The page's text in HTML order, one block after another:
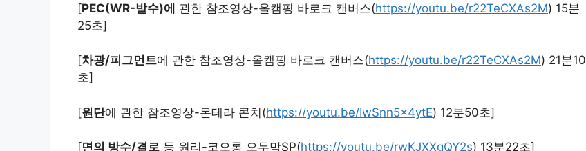
[PEC(WR-발수)에 관한 참조영상-올캠핑 바로크 캔버스(https://youtu.be/r22TeCXAs2M) 15분
25초]
[차광/피그먼트에 관한 참조영상-올캠핑 바로크 캔버스(https://youtu.be/r22TeCXAs2M) 21분10
초]
[원단에 관한 참조영상-몬테라 콘치(https://youtu.be/IwSnn5x4ytE) 12분50초]
[면의 방수/결로 등 원리-코오롱 오두막SP(https://youtu.be/rwKJXXgQY2s) 13분22초]